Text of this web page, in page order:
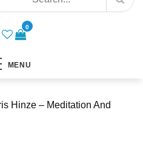
0
MENU
Hinze – Meditation And